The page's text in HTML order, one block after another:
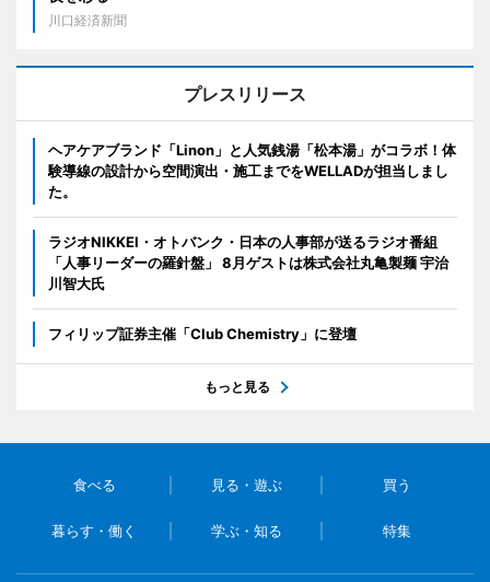
川口経済新聞
プレスリリース
ヘアケアブランド「Linon」と人気銭湯「松本湯」がコラボ！体
験導線の設計から空間演出・施工までをWELLADが担当しまし
た。
ラジオNIKKEI・オトバンク・日本の人事部が送るラジオ番組
「人事リーダーの羅針盤」 8月ゲストは株式会社丸亀製麺 宇治
川智大氏
フィリップ証券主催「Club Chemistry」に登壇
もっと見る
食べる 見る・遊ぶ 買う
暮らす・働く 学ぶ・知る 特集